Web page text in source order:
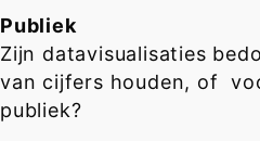
Publiek
Zijn datavisualisaties
van cijfers houden, of
publiek?